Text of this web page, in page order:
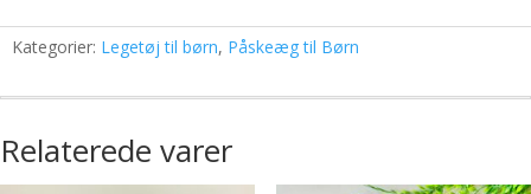
Kategorier: Legetøj til børn, Påskeæg til Børn
Relaterede varer